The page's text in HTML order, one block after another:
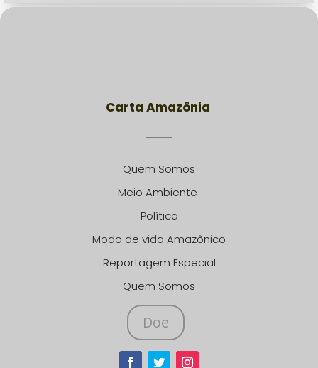
Carta Amazônia
Quem Somos
Meio Ambiente
Política
Modo de vida Amazônico
Reportagem Especial
Quem Somos
Doe